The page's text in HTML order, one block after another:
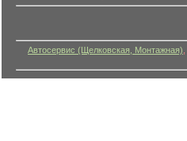
Автосервис (Щелковская, Монтажная)